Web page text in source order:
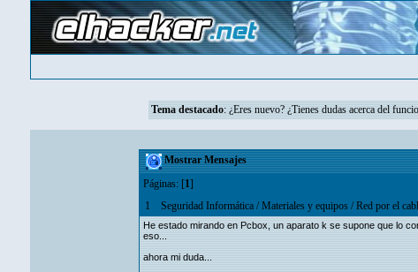
Tema destacado: ¿Eres nuevo? ¿Tienes dudas acerca del
Mostrar Mensajes
Páginas: [1]
1
Seguridad Informática /Materiales y equipos /Red por el
He estado mirando en Pcbox, un aparato k se supone que lo
eso...
ahora mi duda...